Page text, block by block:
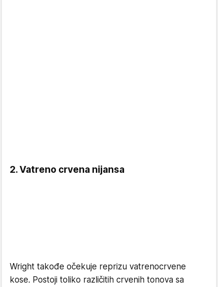
2. Vatreno crvena nijansa
Wright takođe očekuje reprizu vatrenocrvene
kose. Postoji toliko različitih crvenih tonova sa